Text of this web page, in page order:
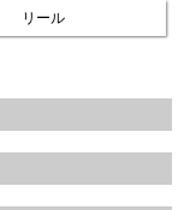
リール